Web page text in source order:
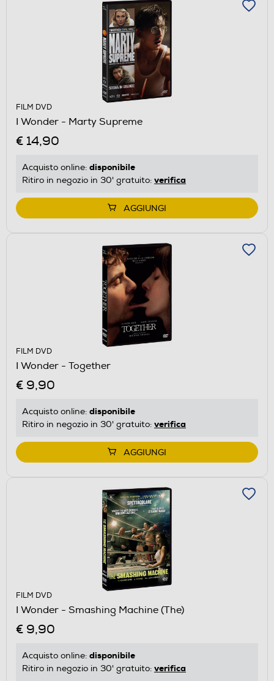
FILM DVD
I Wonder - Marty Supreme
€ 14,90
Acquisto online: disponibile
Ritiro in negozio in 30' gratuito: verifica
AGGIUNGI
FILM DVD
I Wonder - Together
€ 9,90
Acquisto online: disponibile
Ritiro in negozio in 30' gratuito: verifica
AGGIUNGI
FILM DVD
I Wonder - Smashing Machine (The)
€ 9,90
Acquisto online: disponibile
Ritiro in negozio in 30' gratuito: verifica